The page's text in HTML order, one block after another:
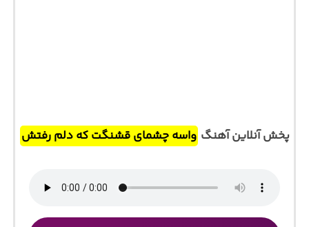
پخش آنلاین آهنگ واسه چشمای قشنگت که دلم رفتش